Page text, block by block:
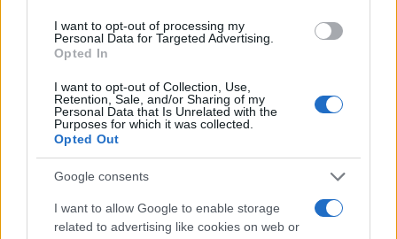
I want to opt-out of processing my
Personal Data for Targeted Advertising.
Opted In
I want to opt-out of Collection, Use,
Retention, Sale, and/or Sharing of my
Personal Data that Is Unrelated with the
Purposes for which it was collected.
Opted Out
Google consents
I want to allow Google to enable storage
related to advertising like cookies on web or
COMPILA IL FORM